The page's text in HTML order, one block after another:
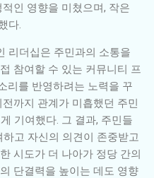
인 영향을 미쳤으며, 작은
다.
리더십은 주민과의 소통을
참여할 수 있는 커뮤니티 프
리를 반영하려는 노력을 꾸
까지 관계가 미흡했던 주민
기여했다. 그 결과, 주민들
고 자신의 의견이 존중받고
시도가 더 나아가 정당 간의
단결력을 높이는 데도 영향